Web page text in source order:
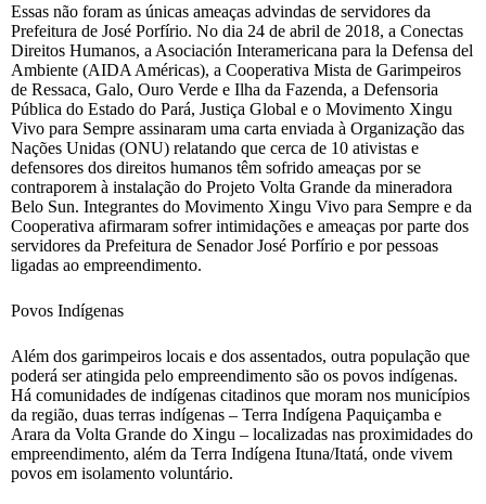
Essas não foram as únicas ameaças advindas de servidores da
Prefeitura de José Porfírio. No dia 24 de abril de 2018, a Conectas
Direitos Humanos, a Asociación Interamericana para la Defensa del
Ambiente (AIDA Américas), a Cooperativa Mista de Garimpeiros
de Ressaca, Galo, Ouro Verde e Ilha da Fazenda, a Defensoria
Pública do Estado do Pará, Justiça Global e o Movimento Xingu
Vivo para Sempre assinaram uma carta enviada à Organização das
Nações Unidas (ONU) relatando que cerca de 10 ativistas e
defensores dos direitos humanos têm sofrido ameaças por se
contraporem à instalação do Projeto Volta Grande da mineradora
Belo Sun. Integrantes do Movimento Xingu Vivo para Sempre e da
Cooperativa afirmaram sofrer intimidações e ameaças por parte dos
servidores da Prefeitura de Senador José Porfírio e por pessoas
ligadas ao empreendimento.
Povos Indígenas
Além dos garimpeiros locais e dos assentados, outra população que
poderá ser atingida pelo empreendimento são os povos indígenas.
Há comunidades de indígenas citadinos que moram nos municípios
da região, duas terras indígenas – Terra Indígena Paquiçamba e
Arara da Volta Grande do Xingu – localizadas nas proximidades do
empreendimento, além da Terra Indígena Ituna/Itatá, onde vivem
povos em isolamento voluntário.